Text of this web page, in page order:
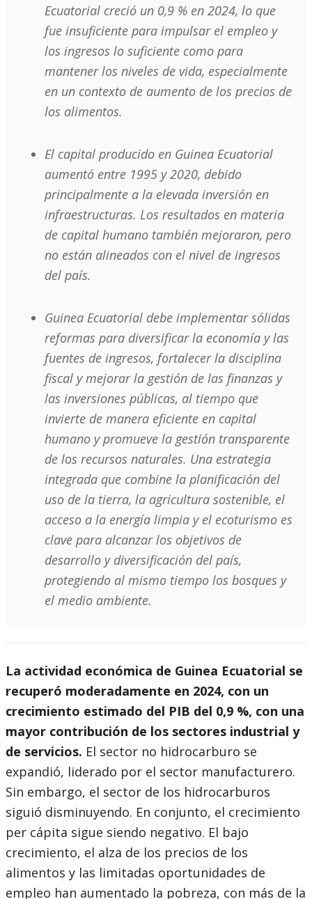
Ecuatorial creció un 0,9 % en 2024, lo que
fue insuficiente para impulsar el empleo y
los ingresos lo suficiente como para
mantener los niveles de vida, especialmente
en un contexto de aumento de los precios de
los alimentos.
El capital producido en Guinea Ecuatorial
aumentó entre 1995 y 2020, debido
principalmente a la elevada inversión en
infraestructuras. Los resultados en materia
de capital humano también mejoraron, pero
no están alineados con el nivel de ingresos
del país.
Guinea Ecuatorial debe implementar sólidas
reformas para diversificar la economía y las
fuentes de ingresos, fortalecer la disciplina
fiscal y mejorar la gestión de las finanzas y
las inversiones públicas, al tiempo que
invierte de manera eficiente en capital
humano y promueve la gestión transparente
de los recursos naturales. Una estrategia
integrada que combine la planificación del
uso de la tierra, la agricultura sostenible, el
acceso a la energía limpia y el ecoturismo es
clave para alcanzar los objetivos de
desarrollo y diversificación del país,
protegiendo al mismo tiempo los bosques y
el medio ambiente.
La actividad económica de Guinea Ecuatorial se
recuperó moderadamente en 2024, con un
crecimiento estimado del PIB del 0,9 %, con una
mayor contribución de los sectores industrial y
de servicios. El sector no hidrocarburo se
expandió, liderado por el sector manufacturero.
Sin embargo, el sector de los hidrocarburos
siguió disminuyendo. En conjunto, el crecimiento
per cápita sigue siendo negativo. El bajo
crecimiento, el alza de los precios de los
alimentos y las limitadas oportunidades de
empleo han aumentado la pobreza, con más de la